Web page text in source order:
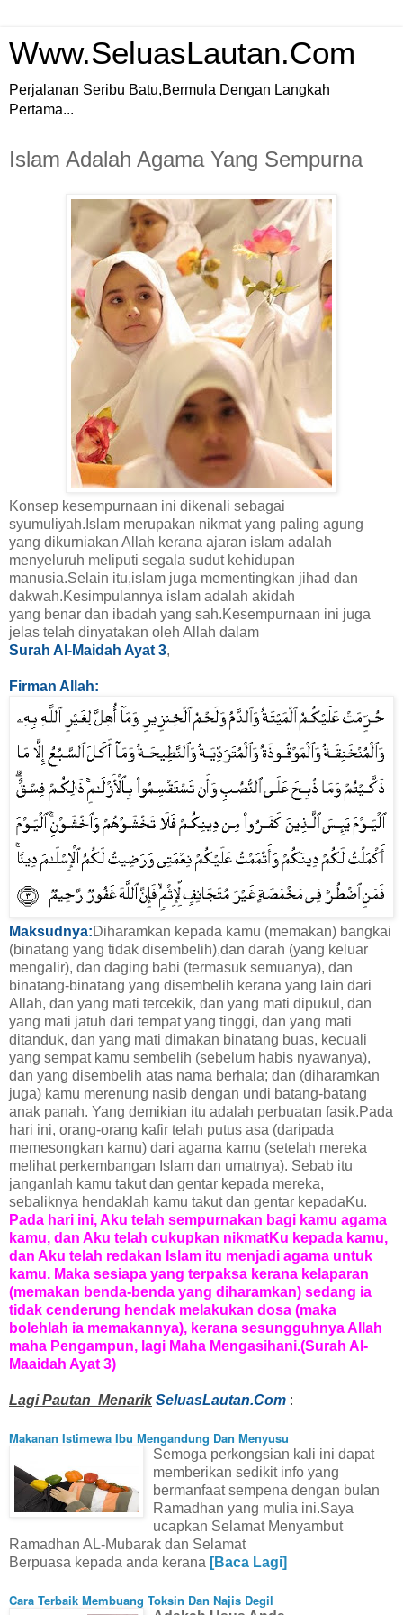
Www.SeluasLautan.Com
Perjalanan Seribu Batu,Bermula Dengan Langkah
Pertama...
Islam Adalah Agama Yang Sempurna
Konsep kesempurnaan ini dikenali sebagai
syumuliyah.Islam merupakan nikmat yang paling agung
yang dikurniakan Allah kerana ajaran islam adalah
menyeluruh meliputi segala sudut kehidupan
manusia.Selain itu,islam juga mementingkan jihad dan
dakwah.Kesimpulannya islam adalah akidah
yang benar dan ibadah yang sah.Kesempurnaan ini juga
jelas telah dinyatakan oleh Allah dalam
Surah Al-Maidah Ayat 3,
Firman Allah:
Maksudnya:Diharamkan kepada kamu (memakan) bangkai
(binatang yang tidak disembelih),dan darah (yang keluar
mengalir), dan daging babi (termasuk semuanya), dan
binatang-binatang yang disembelih kerana yang lain dari
Allah, dan yang mati tercekik, dan yang mati dipukul, dan
yang mati jatuh dari tempat yang tinggi, dan yang mati
ditanduk, dan yang mati dimakan binatang buas, kecuali
yang sempat kamu sembelih (sebelum habis nyawanya),
dan yang disembelih atas nama berhala; dan (diharamkan
juga) kamu merenung nasib dengan undi batang-batang
anak panah. Yang demikian itu adalah perbuatan fasik.Pada
hari ini, orang-orang kafir telah putus asa (daripada
memesongkan kamu) dari agama kamu (setelah mereka
melihat perkembangan Islam dan umatnya). Sebab itu
janganlah kamu takut dan gentar kepada mereka,
sebaliknya hendaklah kamu takut dan gentar kepadaKu.
Pada hari ini, Aku telah sempurnakan bagi kamu agama
kamu, dan Aku telah cukupkan nikmatKu kepada kamu,
dan Aku telah redakan Islam itu menjadi agama untuk
kamu. Maka sesiapa yang terpaksa kerana kelaparan
(memakan benda-benda yang diharamkan) sedang ia
tidak cenderung hendak melakukan dosa (maka
bolehlah ia memakannya), kerana sesungguhnya Allah
maha Pengampun, lagi Maha Mengasihani.(Surah Al-
Maaidah Ayat 3)
Lagi Pautan Menarik SeluasLautan.Com :
Makanan Istimewa Ibu Mengandung Dan Menyusu
Semoga perkongsian kali ini dapat
memberikan sedikit info yang
bermanfaat sempena dengan bulan
Ramadhan yang mulia ini.Saya
ucapkan Selamat Menyambut
Ramadhan AL-Mubarak dan Selamat
Berpuasa kepada anda kerana [Baca Lagi]
Cara Terbaik Membuang Toksin Dan Najis Degil